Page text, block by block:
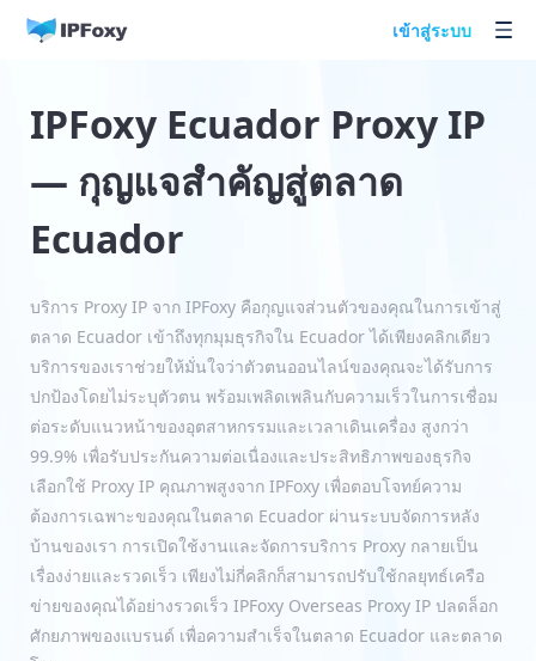
เข้าสู่ระบบ
IPFoxy Ecuador Proxy IP
— กุญแจสำคัญสู่ตลาด
Ecuador
บริการ Proxy IP จาก IPFoxy คือกุญแจส่วนตัวของคุณในการเข้าสู่
ตลาด Ecuador เข้าถึงทุกมุมธุรกิจใน Ecuador ได้เพียงคลิกเดียว
บริการของเราช่วยให้มั่นใจว่าตัวตนออนไลน์ของคุณจะได้รับการ
ปกป้องโดยไม่ระบุตัวตน พร้อมเพลิดเพลินกับความเร็วในการเชื่อม
ต่อระดับแนวหน้าของอุตสาหกรรมและเวลาเดินเครื่อง สูงกว่า
99.9% เพื่อรับประกันความต่อเนื่องและประสิทธิภาพของธุรกิจ
เลือกใช้ Proxy IP คุณภาพสูงจาก IPFoxy เพื่อตอบโจทย์ความ
ต้องการเฉพาะของคุณในตลาด Ecuador ผ่านระบบจัดการหลัง
บ้านของเรา การเปิดใช้งานและจัดการบริการ Proxy กลายเป็น
เรื่องง่ายและรวดเร็ว เพียงไม่กี่คลิกก็สามารถปรับใช้กลยุทธ์เครือ
ข่ายของคุณได้อย่างรวดเร็ว IPFoxy Overseas Proxy IP ปลดล็อก
ศักยภาพของแบรนด์ เพื่อความสำเร็จในตลาด Ecuador และตลาด